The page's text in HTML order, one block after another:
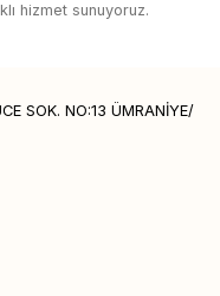
hizmet sunuyoruz.
SOK. NO:13 ÜMRANİYE/